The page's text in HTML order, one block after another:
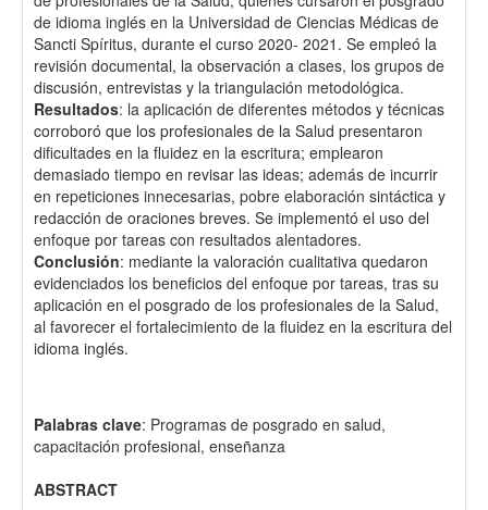
de idioma inglés en la Universidad de Ciencias Médicas de
Sancti Spíritus, durante el curso 2020- 2021. Se empleó la
revisión documental, la observación a clases, los grupos de
discusión, entrevistas y la triangulación metodológica.
Resultados: la aplicación de diferentes métodos y técnicas
corroboró que los profesionales de la Salud presentaron
dificultades en la fluidez en la escritura; emplearon
demasiado tiempo en revisar las ideas; además de incurrir
en repeticiones innecesarias, pobre elaboración sintáctica y
redacción de oraciones breves. Se implementó el uso del
enfoque por tareas con resultados alentadores.
Conclusión: mediante la valoración cualitativa quedaron
evidenciados los beneficios del enfoque por tareas, tras su
aplicación en el posgrado de los profesionales de la Salud,
al favorecer el fortalecimiento de la fluidez en la escritura del
idioma inglés.
Palabras clave: Programas de posgrado en salud,
capacitación profesional, enseñanza
ABSTRACT